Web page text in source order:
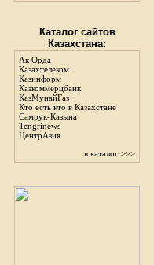
Каталог сайтов
Казахстана:
Ак Орда
Казахтелеком
Казинформ
Казкоммерцбанк
КазМунайГаз
Кто есть кто в Казахстане
Самрук-Казына
Tengrinews
ЦентрАзия
в каталог >>>